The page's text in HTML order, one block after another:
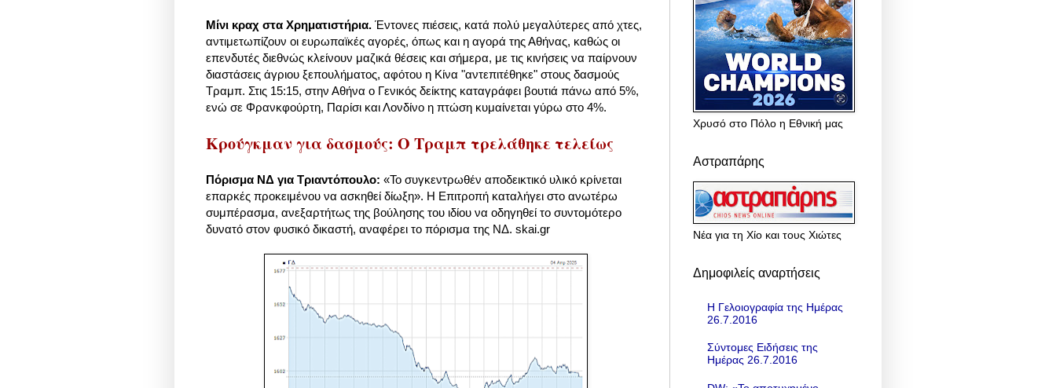
Μίνι κραχ στα Χρηματιστήρια. Έντονες πιέσεις, κατά πολύ μεγαλύτερες από χτες,
αντιμετωπίζουν οι ευρωπαϊκές αγορές, όπως και η αγορά της Αθήνας, καθώς οι
επενδυτές διεθνώς κλείνουν μαζικά θέσεις και σήμερα, με τις κινήσεις να παίρνουν
διαστάσεις άγριου ξεπουλήματος, αφότου η Κίνα "αντεπιτέθηκε" στους δασμούς
Τραμπ. Στις 15:15, στην Αθήνα ο Γενικός δείκτης καταγράφει βουτιά πάνω από 5%,
ενώ σε Φρανκφούρτη, Παρίσι και Λονδίνο η πτώση κυμαίνεται γύρω στο 4%.
Κρούγκμαν για δασμούς: Ο Τραμπ τρελάθηκε τελείως
Πόρισμα ΝΔ για Τριαντόπουλο: «Το συγκεντρωθέν αποδεικτικό υλικό κρίνεται
επαρκές προκειμένου να ασκηθεί δίωξη». Η Επιτροπή καταλήγει στο ανωτέρω
συμπέρασμα, ανεξαρτήτως της βούλησης του ιδίου να οδηγηθεί το συντομότερο
δυνατό στον φυσικό δικαστή, αναφέρει το πόρισμα της ΝΔ. skai.gr
Χρυσό στο Πόλο η Εθνική μας
Αστραπάρης
Νέα για τη Χίο και τους Χιώτες
Δημοφιλείς αναρτήσεις
Η Γελοιογραφία της Ημέρας
26.7.2016
Σύντομες Ειδήσεις της
Ημέρας 26.7.2016